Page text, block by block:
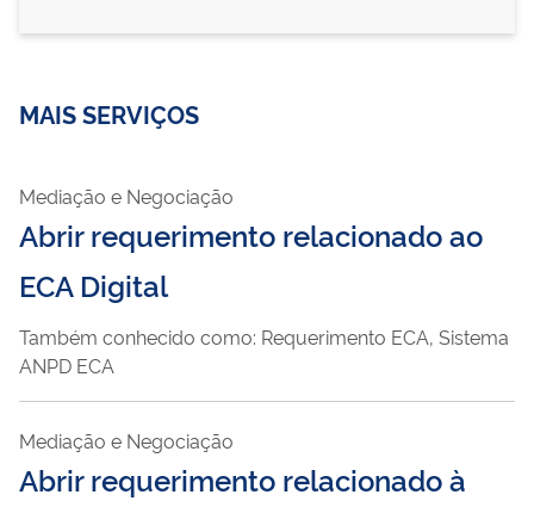
MAIS SERVIÇOS
Mediação e Negociação
Abrir requerimento relacionado ao
ECA Digital
Também conhecido como: Requerimento ECA, Sistema
ANPD ECA
Mediação e Negociação
Abrir requerimento relacionado à